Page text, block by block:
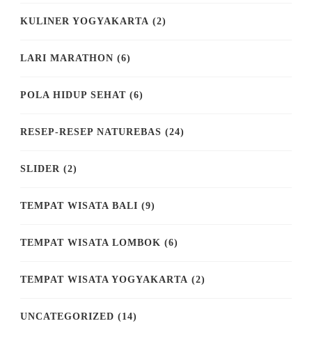
KULINER YOGYAKARTA (2)
LARI MARATHON (6)
POLA HIDUP SEHAT (6)
RESEP-RESEP NATUREBAS (24)
SLIDER (2)
TEMPAT WISATA BALI (9)
TEMPAT WISATA LOMBOK (6)
TEMPAT WISATA YOGYAKARTA (2)
UNCATEGORIZED (14)